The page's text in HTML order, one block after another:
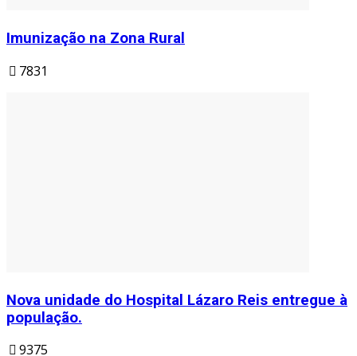
Imunização na Zona Rural
7831
Nova unidade do Hospital Lázaro Reis entregue à
população.
9375